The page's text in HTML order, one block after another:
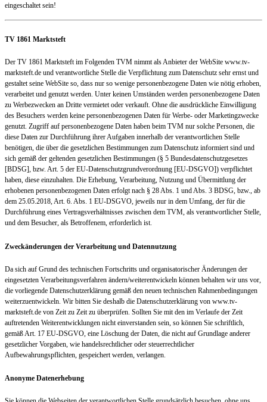
eingeschaltet sein!
TV 1861 Marktsteft
Der TV 1861 Marktsteft im Folgenden TVM nimmt als Anbieter der WebSite www.tv-
marktsteft.de und verantwortliche Stelle die Verpflichtung zum Datenschutz sehr ernst und
gestaltet seine WebSite so, dass nur so wenige personenbezogene Daten wie nötig erhoben,
verarbeitet und genutzt werden. Unter keinen Umständen werden personenbezogene Daten
zu Werbezwecken an Dritte vermietet oder verkauft. Ohne die ausdrückliche Einwilligung
des Besuchers werden keine personenbezogenen Daten für Werbe- oder Marketingzwecke
genutzt. Zugriff auf personenbezogene Daten haben beim TVM nur solche Personen, die
diese Daten zur Durchführung ihrer Aufgaben innerhalb der verantwortlichen Stelle
benötigen, die über die gesetzlichen Bestimmungen zum Datenschutz informiert sind und
sich gemäß der geltenden gesetzlichen Bestimmungen (§ 5 Bundesdatenschutzgesetzes
[BDSG], bzw. Art. 5 der EU-Datenschutzgrundverordnung [EU-DSGVO]) verpflichtet
haben, diese einzuhalten. Die Erhebung, Verarbeitung, Nutzung und Übermittlung der
erhobenen personenbezogenen Daten erfolgt nach § 28 Abs. 1 und Abs. 3 BDSG, bzw., ab
dem 25.05.2018, Art. 6. Abs. 1 EU-DSGVO, jeweils nur in dem Umfang, der für die
Durchführung eines Vertragsverhältnisses zwischen dem TVM, als verantwortlicher Stelle,
und dem Besucher, als Betroffenem, erforderlich ist.
Zweckänderungen der Verarbeitung und Datennutzung
Da sich auf Grund des technischen Fortschritts und organisatorischer Änderungen der
eingesetzten Verarbeitungsverfahren ändern/weiterentwickeln können behalten wir uns vor,
die vorliegende Datenschutzerklärung gemäß den neuen technischen Rahmenbedingungen
weiterzuentwickeln. Wir bitten Sie deshalb die Datenschutzerklärung von www.tv-
marktsteft.de von Zeit zu Zeit zu überprüfen. Sollten Sie mit den im Verlaufe der Zeit
auftretenden Weiterentwicklungen nicht einverstanden sein, so können Sie schriftlich,
gemäß Art. 17 EU-DSGVO, eine Löschung der Daten, die nicht auf Grundlage anderer
gesetzlicher Vorgaben, wie handelsrechtlicher oder steuerrechtlicher
Aufbewahrungspflichten, gespeichert werden, verlangen.
Anonyme Datenerhebung